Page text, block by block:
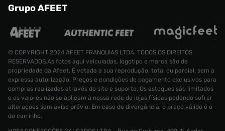
Grupo AFEET
© COPYRIGHT 2024 AFEET FRANQUIAS LTDA. TODOS OS DIREITOS
RESERVADOS.As fotos aqui veiculadas, logotipo e marca são de
propriedade da Afeet. É vetada a sua reprodução, total ou parcial, sem a
expressa autorização. Preços e condições de pagamento exclusivos para
compras realizadas através do site e suporte. Os estoques são limitados
e os valores não se aplicam à nossa rede de lojas físicas podendo sofrer
alterações sem aviso prévio. Em caso de divergência, o preço válido é o
do carrinho.